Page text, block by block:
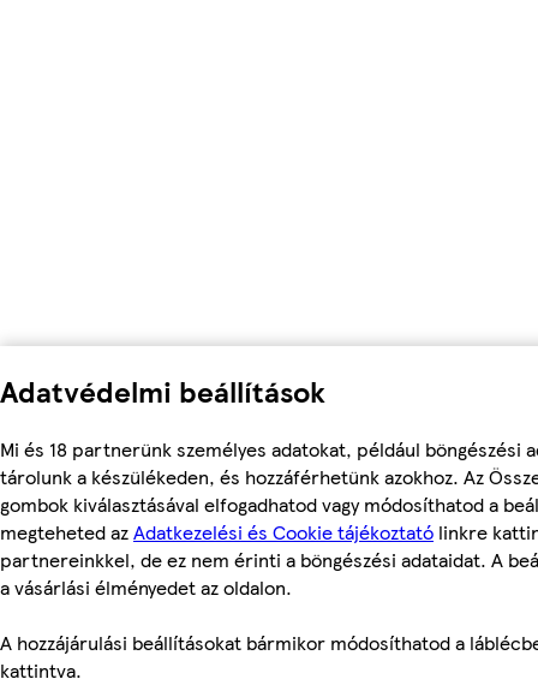
Adatvédelmi beállítások
Mi és 18 partnerünk személyes adatokat, például böngészési
tárolunk a készülékeden, és hozzáférhetünk azokhoz. Az
gombok kiválasztásával elfogadhatod vagy módosíthatod a
megteheted azAdatkezelési és Cookie tájékoztató linkre
partnereinkkel, de ez nem érinti a böngészési adataidat. A
a vásárlási élményedet az oldalon.
A hozzájárulási beállításokat bármikor módosíthatod a
kattintva.